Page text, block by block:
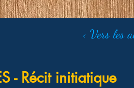
- Récit initiatique
< Vers les